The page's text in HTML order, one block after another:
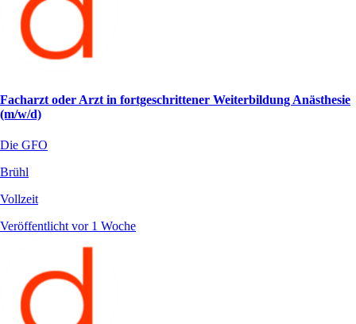
Facharzt oder Arzt in fortgeschrittener Weiterbildung Anästhesie
(m/w/d)
Die GFO
Brühl
Vollzeit
Veröffentlicht vor 1 Woche